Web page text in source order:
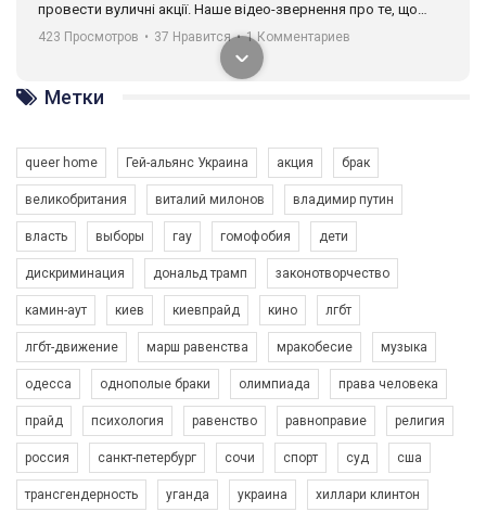
провести вуличні акції. Наше відео-звернення про те, що
навіть коли ми у різних містах та не можемо зустрінеться, ми
разом. Ми закликаємо всіх хто поділяє цінності рівності та
солідарності, приєднатися до нас. Регіональні підрозділи
ГАУ є в 16 областях України.
Разом наш голос лунає гучніше!
423 Просмотров • 37 Нравится • 1 Комментариев
Зупинимо насильство проти ЛГБТ в Україні! Stop violence against LGBT in Ukraine!
6/30/2017
Емоційний та вражаючий промо-ролік на конкурс PACT, який
представляє програму "Гей-альянс Україна" з протидії
насильству проти ЛГБТ в Україні.
Ми просимо вашої підтримки, щоб реалізувати нашу
1.9K Просмотров • 226 Нравится • 5 Комментариев
Метки
queer home Гей-альянс Украина акция брак
великобритания виталий милонов владимир путин
власть выборы гау гомофобия дети
дискриминация дональд трамп законотворчество
камин-аут киев киевпрайд кино лгбт
лгбт-движение марш равенства мракобесие музыка
одесса однополые браки олимпиада права человека
прайд психология равенство равноправие религия
россия санкт-петербург сочи спорт суд сша
трансгендерность уганда украина хиллари клинтон